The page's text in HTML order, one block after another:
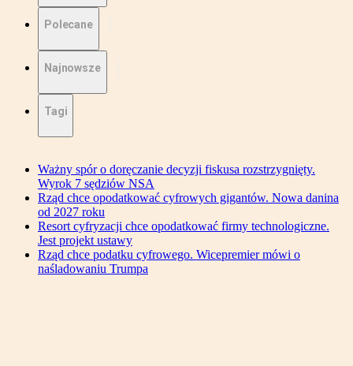
Polecane
Najnowsze
Tagi
Ważny spór o doręczanie decyzji fiskusa rozstrzygnięty.
Wyrok 7 sędziów NSA
Rząd chce opodatkować cyfrowych gigantów. Nowa danina
od 2027 roku
Resort cyfryzacji chce opodatkować firmy technologiczne.
Jest projekt ustawy
Rząd chce podatku cyfrowego. Wicepremier mówi o
naśladowaniu Trumpa